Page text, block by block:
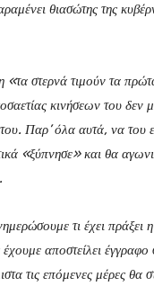
θιασώτης της
στερνά τιμούν τα
κινήσεων του
Παρ’ όλα αυτά, να
«ξύπνησε» και θα
τι έχει
αποστείλει έγγραφο
τις επόμενες μέρες θα